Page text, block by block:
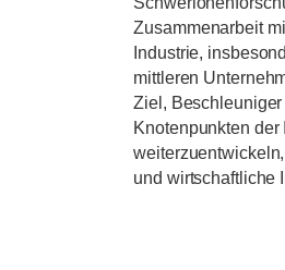
Zusammenarbeit
Industrie,
mittleren
Ziel,
Knotenpunkten der
und wirtschaftliche